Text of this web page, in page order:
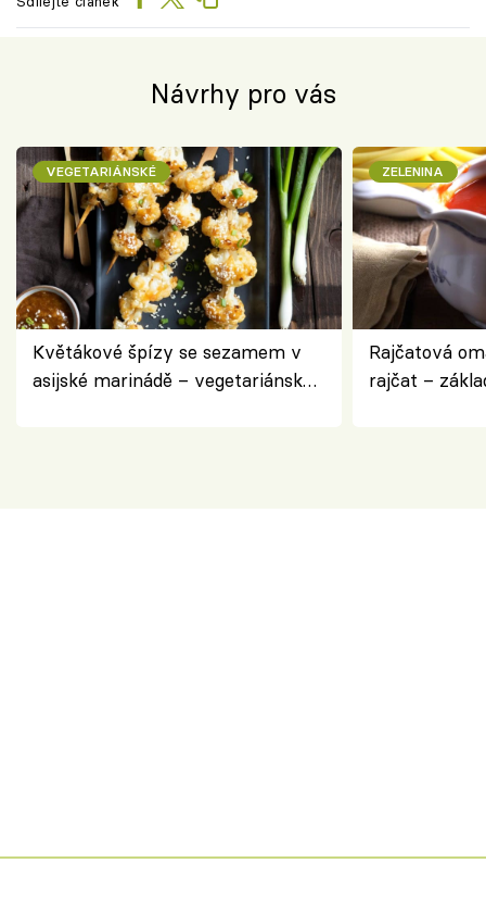
Návrhy pro vás
VEGETARIÁNSKÉ
Květákové špízy se sezamem v
asijské marinádě – vegetariánská
ZELENINA
Rajčatová
rajčat –